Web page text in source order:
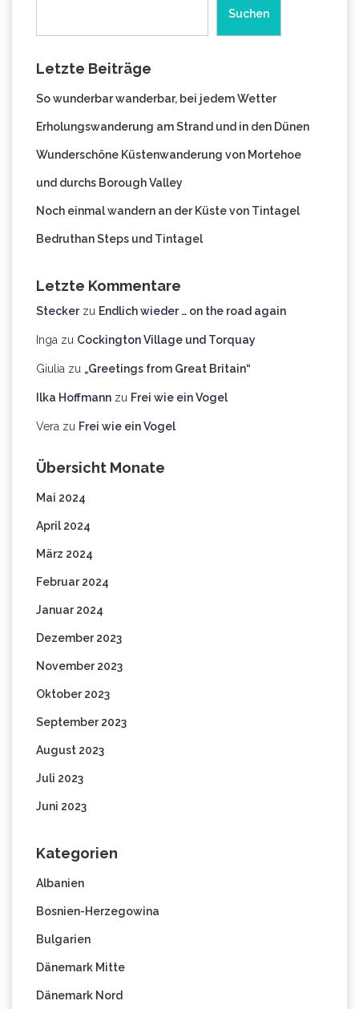
Suchen
Letzte Beiträge
So wunderbar wanderbar, bei jedem Wetter
Erholungswanderung am Strand und in den Dünen
Wunderschöne Küstenwanderung von Mortehoe
und durchs Borough Valley
Noch einmal wandern an der Küste von Tintagel
Bedruthan Steps und Tintagel
Letzte Kommentare
Steckerzu Endlich wieder … on the road again
Inga zu Cockington Village und Torquay
Giulia zu „Greetings from Great Britain“
Ilka Hoffmann zu Frei wie ein Vogel
Vera zu Frei wie ein Vogel
Übersicht Monate
Mai 2024
April 2024
März 2024
Februar 2024
Januar 2024
Dezember 2023
November 2023
Oktober 2023
September 2023
August 2023
Juli 2023
Juni 2023
Kategorien
Albanien
Bosnien-Herzegowina
Bulgarien
Dänemark Mitte
Dänemark Nord